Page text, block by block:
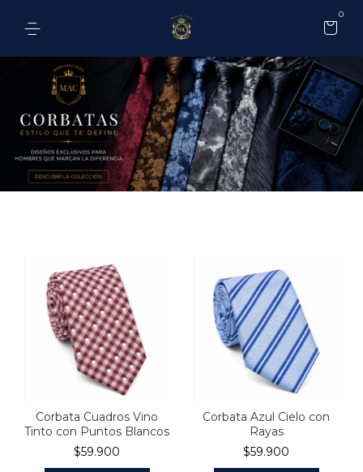
0
Corbata Cuadros Vino
Tinto con Puntos Blancos
$59.900
Corbata Azul Cielo con
Rayas
$59.900